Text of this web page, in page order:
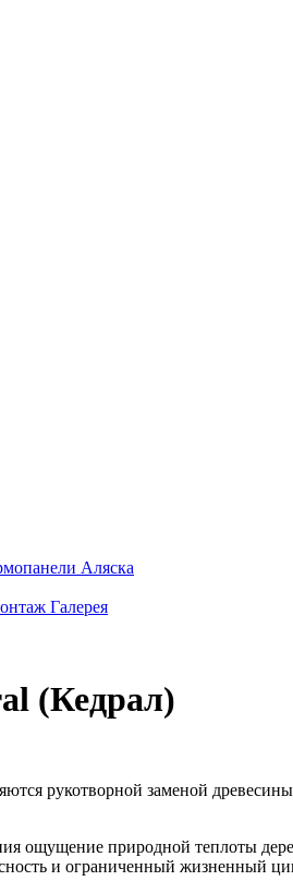
Аляска
Галерея
(Кедрал)
рукотворной заменой
ощущение природной теплоты
и ограниченный жизненный